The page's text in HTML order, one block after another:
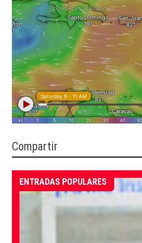
Compartir
ENTRADAS POPULARES